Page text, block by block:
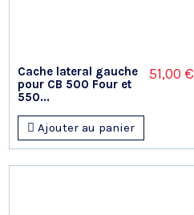
Cache lateral gauche
pour CB 500 Four et
550...
51,00 €
Ajouter au panier